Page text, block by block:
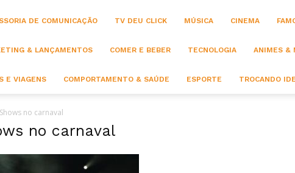
DE COMUNICAÇÃO TV DEU CLICK MÚSICA CINEMA
& LANÇAMENTOS COMER E BEBER TECNOLOGIA ANIMES &
E VIAGENS COMPORTAMENTO & SAÚDE ESPORTE TROCANDO
Shows no carnaval
no carnaval